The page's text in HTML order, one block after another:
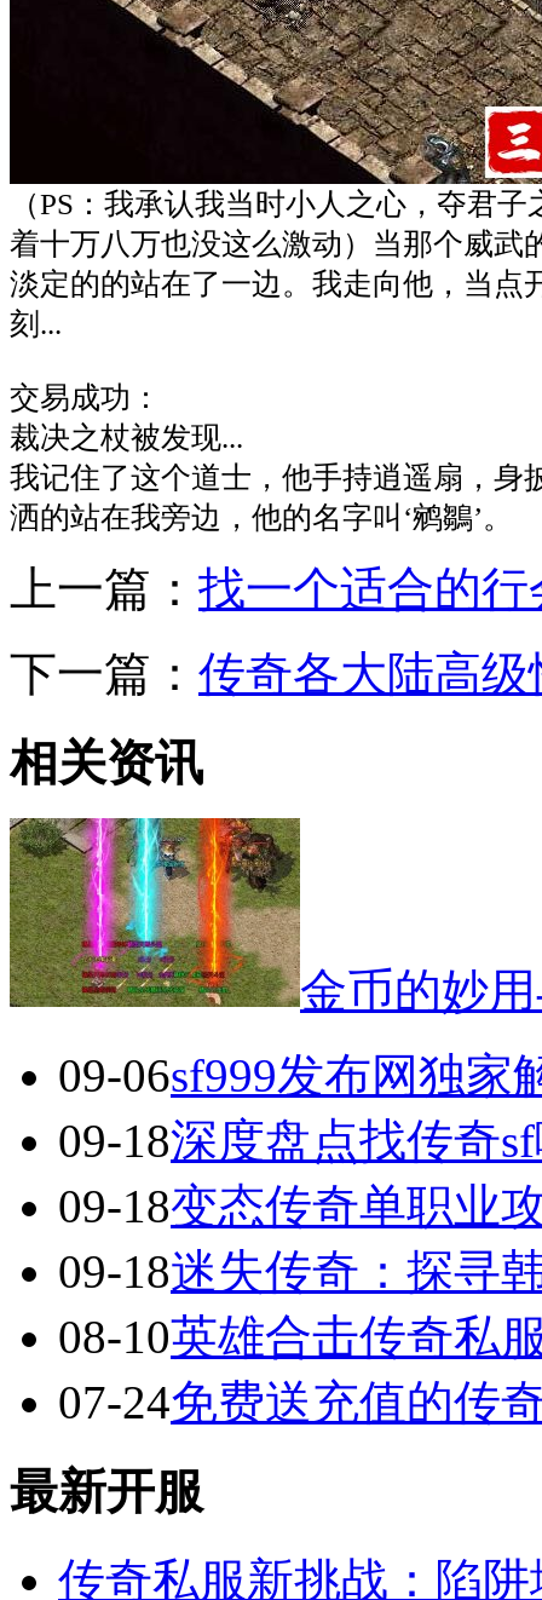
（PS：我承认我当时小人之心，夺君
着十万八万也没这么激动）当那个威武
淡定的的站在了一边。我走向他，当点
刻...
交易成功：
裁决之杖被发现...
我记住了这个道士，他手持逍遥扇，身
洒的站在我旁边，他的名字叫‘鹓鶵’。
上一篇： 找一个适合的
下一篇： 传奇各大陆高
相关资讯
金币的妙
09-06sf999发布网独家
09-18深度盘点找传奇
09-18变态传奇单职业
09-18迷失传奇：探寻
08-10英雄合击传奇私
07-24免费送充值的传
最新开服
传奇私服新挑战：陷